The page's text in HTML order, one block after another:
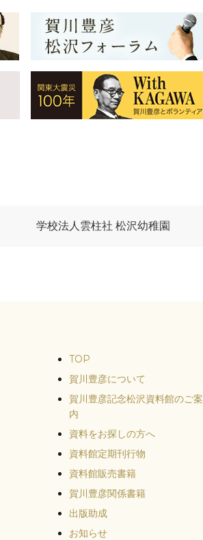
学校法人雲柱社 松沢幼稚園
TOP
賀川豊彦について
賀川豊彦記念松沢資料館のご案
内
資料をお探しの方へ
資料館定期刊行物
資料館販売書籍
賀川豊彦関係書籍
出版助成
お知らせ